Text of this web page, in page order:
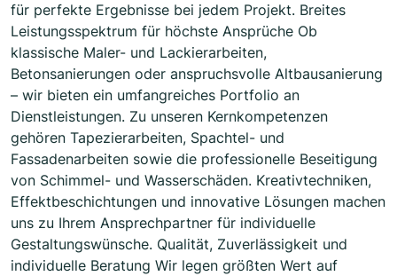
für perfekte Ergebnisse bei jedem Projekt. Breites
Leistungsspektrum für höchste Ansprüche Ob
klassische Maler- und Lackierarbeiten,
Betonsanierungen oder anspruchsvolle Altbausanierung
– wir bieten ein umfangreiches Portfolio an
Dienstleistungen. Zu unseren Kernkompetenzen
gehören Tapezierarbeiten, Spachtel- und
Fassadenarbeiten sowie die professionelle Beseitigung
von Schimmel- und Wasserschäden. Kreativtechniken,
Effektbeschichtungen und innovative Lösungen machen
uns zu Ihrem Ansprechpartner für individuelle
Gestaltungswünsche. Qualität, Zuverlässigkeit und
individuelle Beratung Wir legen größten Wert auf